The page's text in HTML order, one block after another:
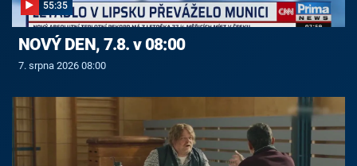
55:35
NOVÝ DEN, 7.8. v 08:00
7. srpna 2026 08:00